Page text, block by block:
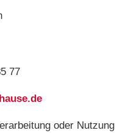
77
oder Nutzung